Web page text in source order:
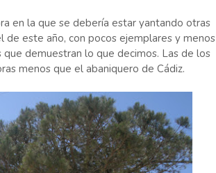
en la que se debería estar yantando otras
de este año, con pocos ejemplares y menos
demuestran lo que decimos. Las de los
menos que el abaniquero de Cádiz.